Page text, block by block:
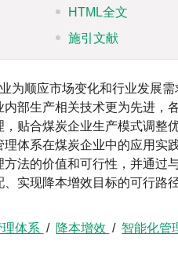
HTML全文
施引文献
为顺应市场变化和行业发展
部生产相关技术更为先进，
贴合煤炭企业生产模式调整
体系在煤炭企业中的应用实
法的价值和可行性，并通过
实现降本增效目标的可行路
体系 / 降本增效 / 智能化管